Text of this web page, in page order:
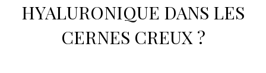
HYALURONIQUE DANS LES
CERNES CREUX ?